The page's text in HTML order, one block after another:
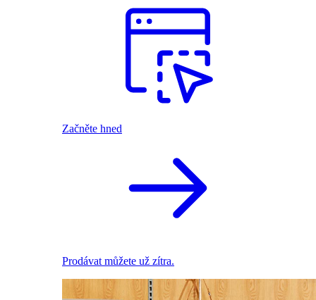
Začněte hned
Prodávat můžete už zítra.